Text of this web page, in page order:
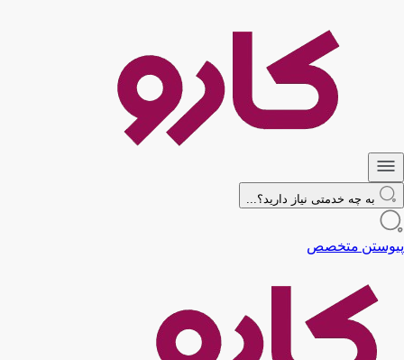
به چه خدمتی نیاز دارید؟...
پیوستن متخصص